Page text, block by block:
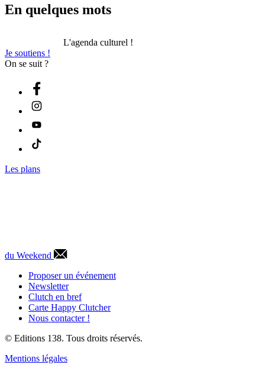
En quelques mots
L'agenda culturel !
Je soutiens !
On se suit ?
Les plans
du Weekend
Proposer un événement
Newsletter
Clutch en bref
Carte Happy Clutcher
Nous contacter !
© Editions 138. Tous droits réservés.
Mentions légales